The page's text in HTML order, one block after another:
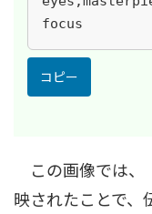
focus
コピー
この画像では、
映されたことで、